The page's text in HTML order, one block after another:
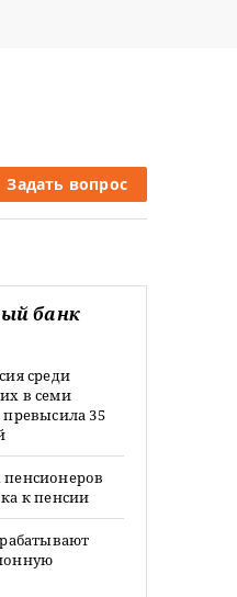
Задать вопрос
банк
среди
в семи
35
к пенсии